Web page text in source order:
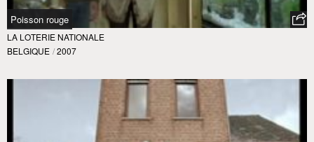
Poisson rouge
LA LOTERIE NATIONALE
BELGIQUE / 2007